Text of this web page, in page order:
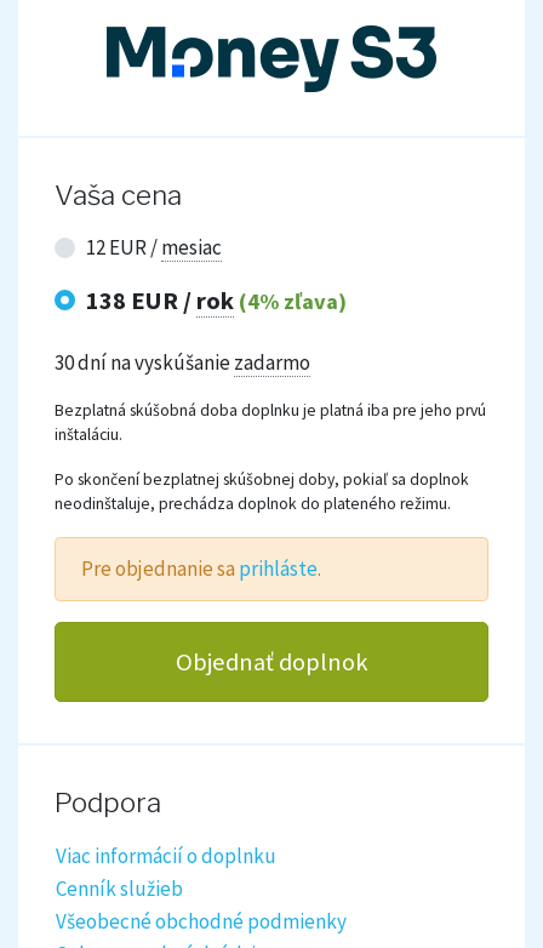
Vaša cena
12 EUR /mesiac
138 EUR /rok(4% zľava)
30 dní na vyskúšaniezadarmo
Bezplatná skúšobná doba doplnku je platná iba pre jeho prvú
inštaláciu.
Po skončení bezplatnej skúšobnej doby, pokiaľ sa doplnok
neodinštaluje, prechádza doplnok do plateného režimu.
Pre objednanie sa prihláste.
Objednať doplnok
Podpora
Viac informácií o doplnku
Cenník služieb
Všeobecné obchodné podmienky